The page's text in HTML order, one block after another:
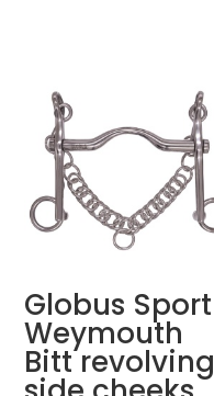
Globus Sport
Weymouth
Bitt revolving